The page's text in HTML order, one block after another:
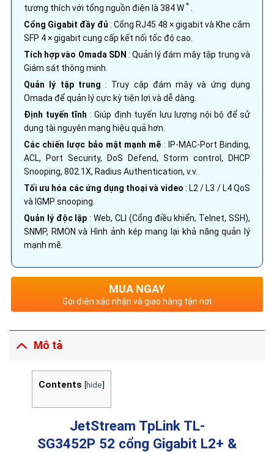
tương thích với tổng nguồn điện là 384 W *
Cổng Gigabit đầy đủ : Cổng RJ45 48 × gigabit và Khe cắm
SFP 4 × gigabit cung cấp kết nối tốc độ cao.
Tích hợp vào Omada SDN : Quản lý đám mây tập trung và
Giám sát thông minh.
Quản lý tập trung : Truy cập đám mây và ứng dụng
Omada để quản lý cực kỳ tiện lợi và dễ dàng.
Định tuyến tĩnh : Giúp định tuyến lưu lượng nội bộ để sử
dụng tài nguyên mạng hiệu quả hơn.
Các chiến lược bảo mật mạnh mẽ : IP-MAC-Port Binding,
ACL, Port Security, DoS Defend, Storm control, DHCP
Snooping, 802.1X, Radius Authentication, v.v.
Tối ưu hóa các ứng dụng thoại và video : L2 / L3 / L4 QoS
và IGMP snooping.
Quản lý độc lập : Web, CLI (Cổng điều khiển, Telnet, SSH),
SNMP, RMON và Hình ảnh kép mang lại khả năng quản lý
mạnh mẽ.
MUA NGAY
Gọi điện xác nhận và giao hàng tận nơi
Mô tả
Contents [hide]
JetStream TpLink TL-
SG3452P 52 cổng Gigabit L2+ &